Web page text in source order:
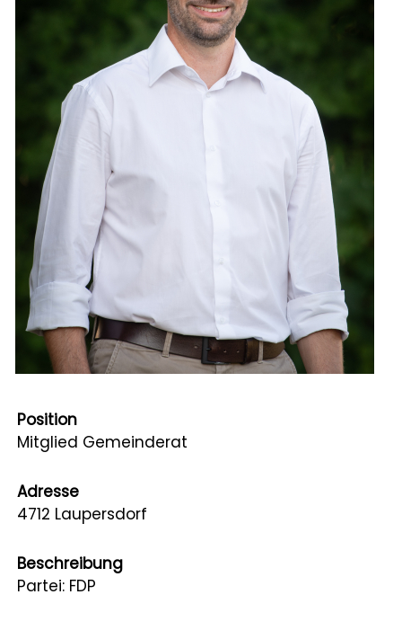
Leben
Startseite
Aktuelles
Online-Schalter
Kontakt
Login
Position
Mitglied Gemeinderat
Adresse
4712 Laupersdorf
Beschreibung
Partei: FDP